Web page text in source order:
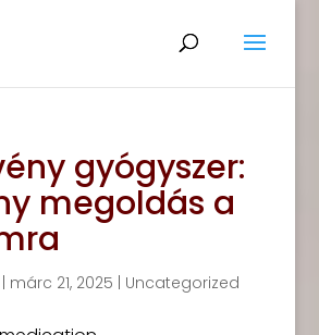
gyógyszer:
megoldás a
márc 21, 2025 Uncategorized